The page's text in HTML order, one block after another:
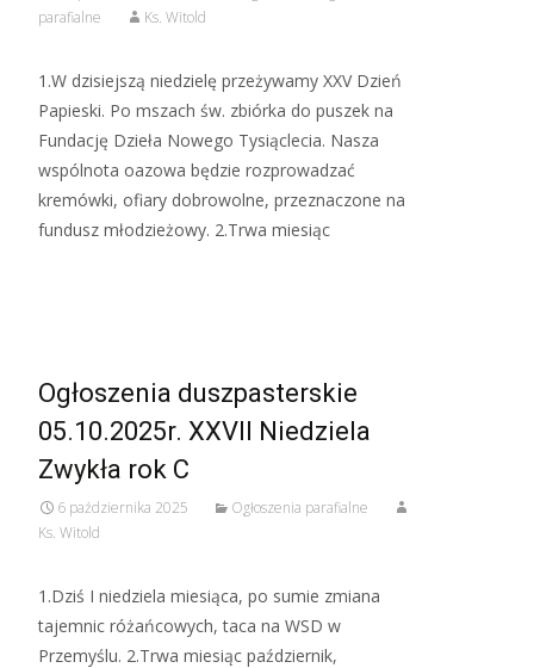
parafialne
Ks. Witold
1.W dzisiejszą niedzielę przeżywamy XXV Dzień
Papieski. Po mszach św. zbiórka do puszek na
Fundację Dzieła Nowego Tysiąclecia. Nasza
wspólnota oazowa będzie rozprowadzać
kremówki, ofiary dobrowolne, przeznaczone na
fundusz młodzieżowy. 2.Trwa miesiąc
Ogłoszenia duszpasterskie
05.10.2025r. XXVII Niedziela
Zwykła rok C
6 października 2025
Ogłoszenia parafialne
Ks. Witold
1.Dziś I niedziela miesiąca, po sumie zmiana
tajemnic różańcowych, taca na WSD w
Przemyślu. 2.Trwa miesiąc październik,